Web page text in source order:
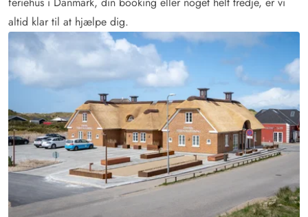
altid klar til at hjælpe dig.